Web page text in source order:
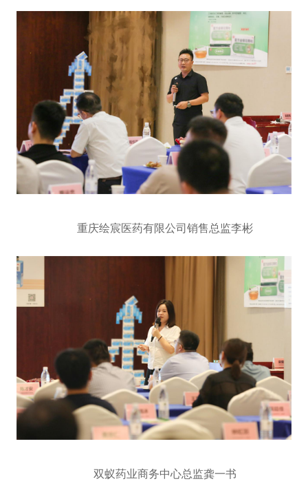
重庆绘宸医药有限公司销售总监李彬
双蚁药业商务中心总监龚一书